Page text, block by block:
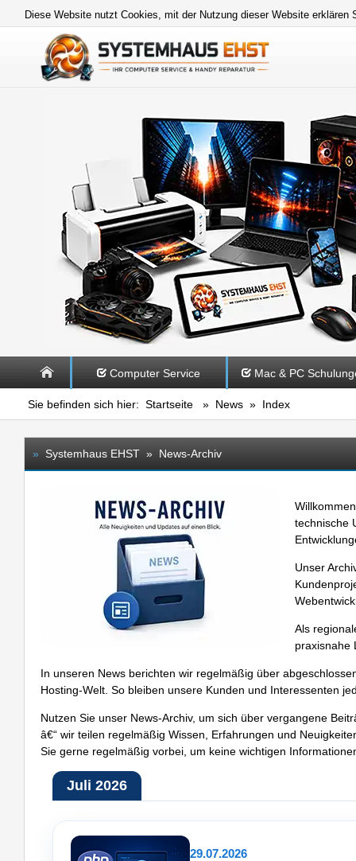
Diese Website nutzt Cookies, mit der Nutzung dieser Website
Computer Service Mac & PC
Sie befinden sich hier: Startseite » News » Index
» Systemhaus EHST » News-Archiv
technische
Unser
Als
praxisnahe
In unseren News berichten wir regelmäßig über
Hosting-Welt. So bleiben unsere Kunden und Interessenten
Nutzen Sie unser News-Archiv, um sich über vergangene
â€“ wir teilen regelmäßig Wissen, Erfahrungen und
Sie gerne regelmäßig vorbei, um keine wichtigen
Juli 2026
29.07.2026